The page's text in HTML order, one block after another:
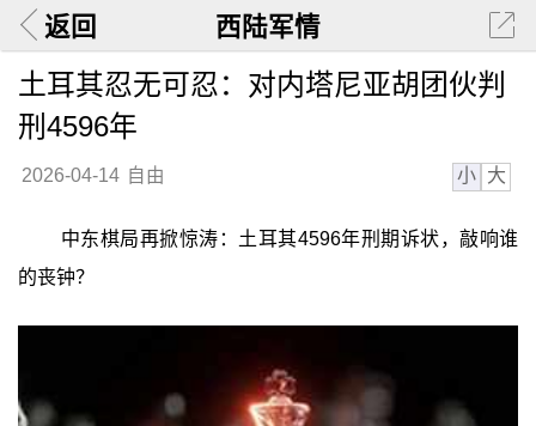
返回 西陆军情
土耳其忍无可忍：对内塔尼亚胡团伙判
刑4596年
2026-04-14 自由 小 大
中东棋局再掀惊涛：土耳其4596年刑期诉状，敲响谁
的丧钟？